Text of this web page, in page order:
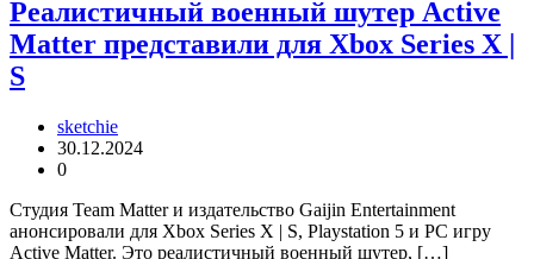
Реалистичный военный шутер Active
Matter представили для Xbox Series X |
S
sketchie
30.12.2024
0
Студия Team Matter и издательство Gaijin Entertainment
анонсировали для Xbox Series X | S, Playstation 5 и PC игру
Active Matter. Это реалистичный военный шутер, […]